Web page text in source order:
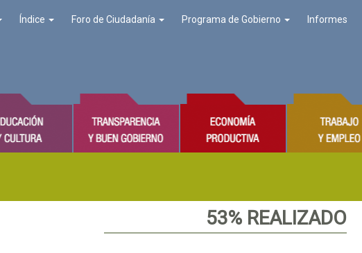
Índice Foro de Ciudadanía Programa de Gobierno Informes
53% REALIZADO